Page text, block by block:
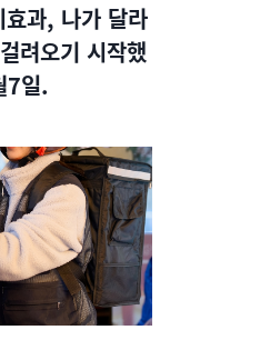
과, 나가 달라
려오기 시작했
7일.